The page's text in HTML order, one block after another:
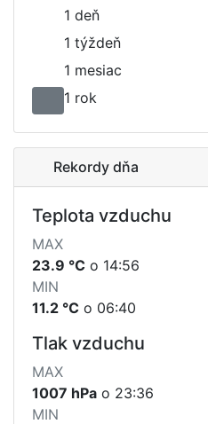
1 deň
1 týždeň
1 mesiac
1 rok
Rekordy dňa
Teplota vzduchu
MAX
23.9 °C o 14:56
MIN
11.2 °C o 06:40
Tlak vzduchu
MAX
1007 hPa o 23:36
MIN